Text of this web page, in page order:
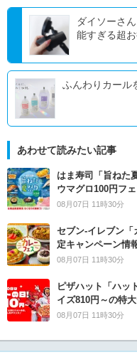
ダイソーさ
能すぎる超
ふんわりカール
あわせて読みたい記事
はま寿司「旨ねた
ウマグロ100円フ
08月07日 11時30分
セブン‐イレブン
定キャンペーン情
08月07日 11時30分
ピザハット「ハッ
イズ810円～の特
08月07日 11時30分